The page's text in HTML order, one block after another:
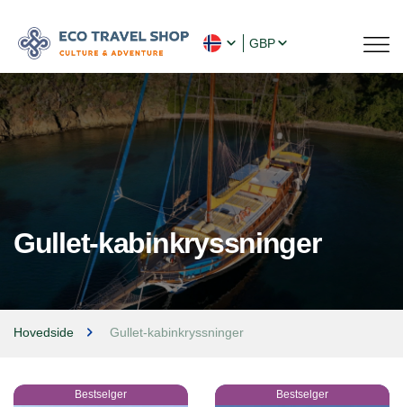
GBP
Gullet-kabinkryssninger
Hovedside Gullet-kabinkryssninger
Bestselger Bestselger